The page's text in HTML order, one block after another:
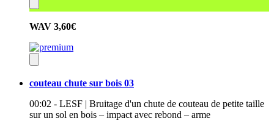
WAV 3,60€
couteau chute sur bois 03
00:02 - LESF | Bruitage d'un chute de couteau de petite taille
sur un sol en bois – impact avec rebond – arme